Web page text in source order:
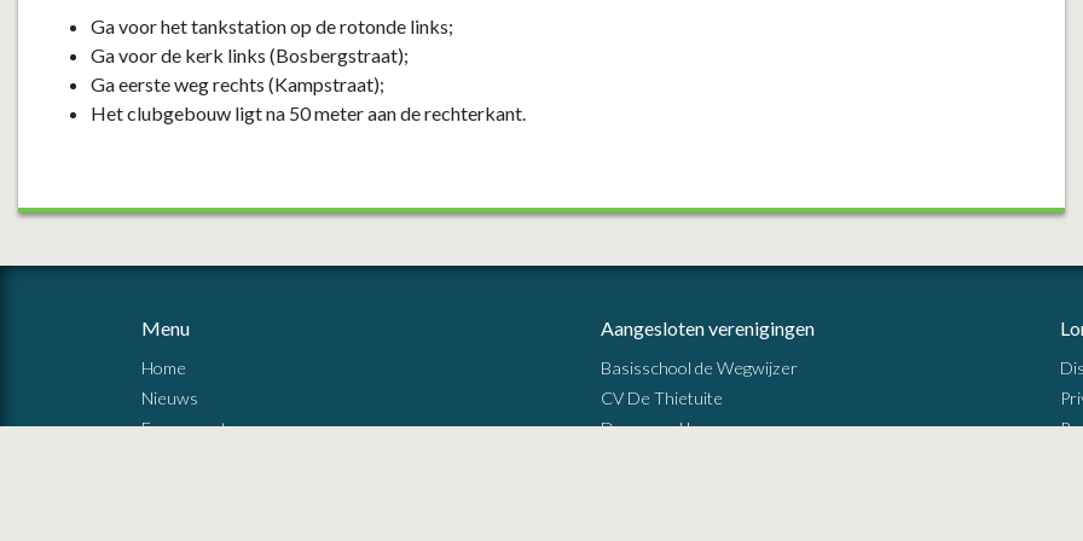
Ga voor het tankstation op de rotonde links;
Ga voor de kerk links (Bosbergstraat);
Ga eerste weg rechts (Kampstraat);
Het clubgebouw ligt na 50 meter aan de rechterkant.
Menu
Home
Nieuws
Evenementen
Aangesloten verenigingen
Basisschool de Wegwijzer
CV De Thietuite
Dorpsraad Lomm